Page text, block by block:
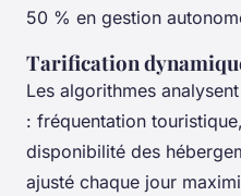
50 % en gestion
Tarification
Les algorithmes
: fréquentation
disponibilité des
ajusté chaque jour